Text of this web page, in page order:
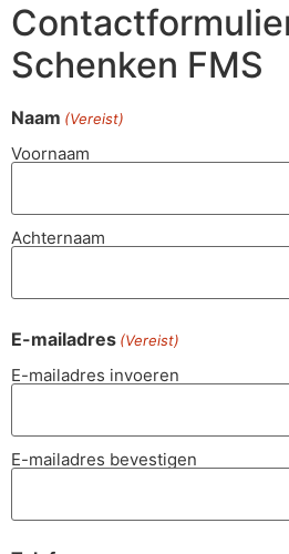
Schenken FMS
Naam (Vereist)
Voornaam
Achternaam
E-mailadres (Vereist)
E-mailadres invoeren
E-mailadres bevestigen